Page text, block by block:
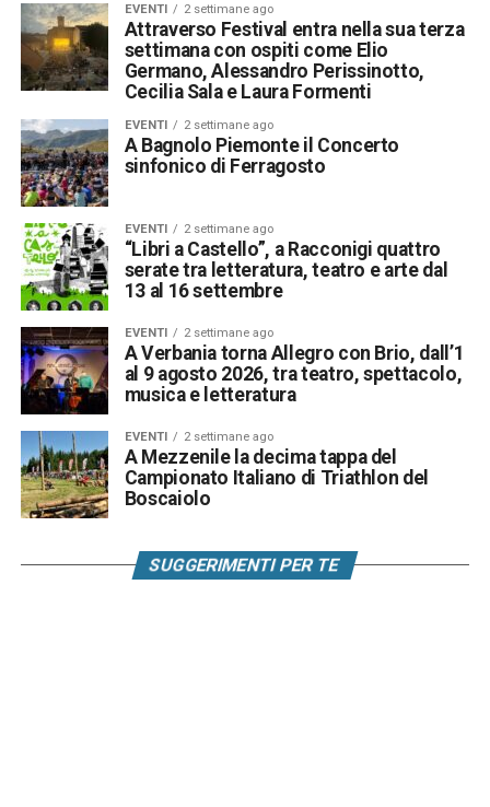
EVENTI 2 settimane ago
Attraverso Festival entra nella sua terza
settimana con ospiti come Elio
Germano, Alessandro Perissinotto,
Cecilia Sala e Laura Formenti
EVENTI 2 settimane ago
A Bagnolo Piemonte il Concerto
sinfonico di Ferragosto
EVENTI 2 settimane ago
“Libri a Castello”, a Racconigi quattro
serate tra letteratura, teatro e arte dal
13 al 16 settembre
EVENTI 2 settimane ago
A Verbania torna Allegro con Brio, dall’1
al 9 agosto 2026, tra teatro, spettacolo,
musica e letteratura
EVENTI 2 settimane ago
A Mezzenile la decima tappa del
Campionato Italiano di Triathlon del
Boscaiolo
SUGGERIMENTI PER TE